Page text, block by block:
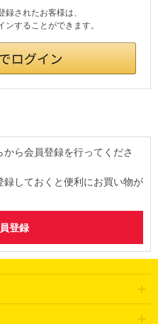
されたお客様は、
することができます。
ら会員登録を行ってくださ
録しておくと便利にお買い物が